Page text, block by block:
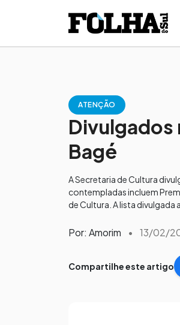
ATENÇÃO
Divulgados
Bagé
A Secretaria de Cultura
contempladas incluem
de Cultura. A lista
Por: Amorim • 13/02/
Compartilhe este artigo